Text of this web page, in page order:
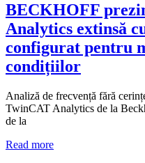
BECKHOFF
Analytics extinsă
configurat pentru
condițiilor
Analiză de frecvență fără
TwinCAT Analytics de la
de la
Read more